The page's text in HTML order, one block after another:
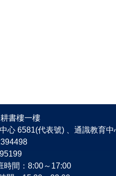
書樓一樓
心 6581(代表號) 、通識教育
時間：8:00～17:00